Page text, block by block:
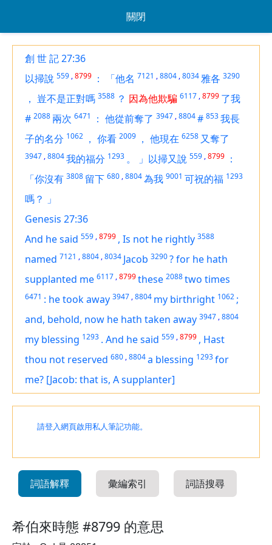
關閉
創 世 記 27:36
以掃說 559 ,8799 ： 「他名 7121 ,8804 ,8034雅各 3290
， 豈不是正對嗎 3588 ？ 因為他欺騙 6117 ,8799 了我
# 2088 兩次 6471 ： 他從前奪了 3947 ,8804# 853我長
子的名分 1062 ， 你看 2009 ， 他現在 6258 又奪了
3947 ,8804我的福分 1293 。 」以掃又說 559 ,8799 ：
「你沒有 3808 留下 680 ,8804為我 9001 可祝的福 1293
嗎？ 」
Genesis 27:36
And he said 559 ,8799 , Is not he rightly 3588
named 7121 ,8804 ,8034 Jacob 3290?for he hath
supplanted me 6117 ,8799these 2088two times
6471 : he took away 3947 ,8804 my birthright 1062 ;
and, behold, now he hath taken away 3947 ,8804
my blessing 1293 . And he said 559 ,8799 , Hast
thou not reserved 680 ,8804a blessing 1293for
me? [Jacob: that is, A supplanter]
請登入網頁啟用私人筆記功能。
詞語解釋 彙編索引 詞語搜尋
希伯來時態 #8799 的意思